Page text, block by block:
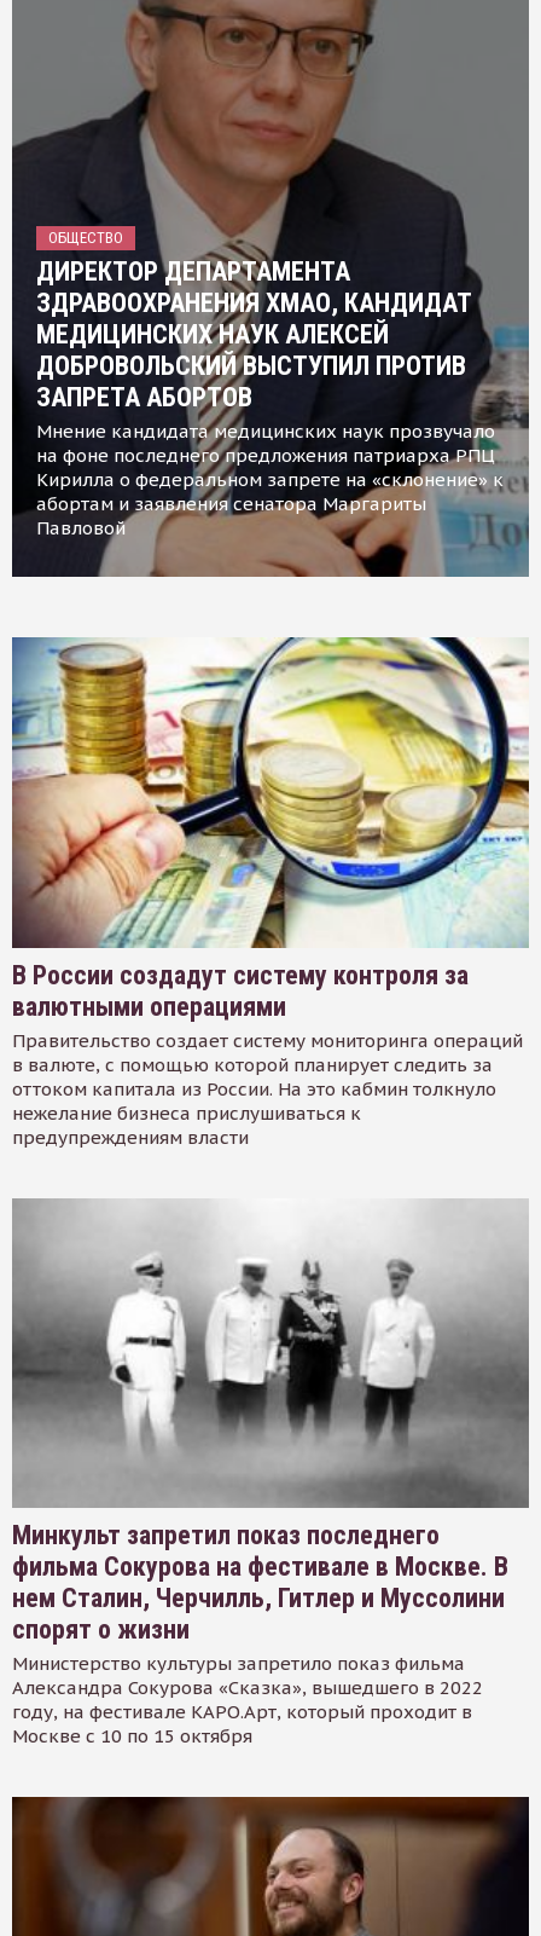
ОБЩЕСТВО
ДИРЕКТОР ДЕПАРТАМЕНТА
ЗДРАВООХРАНЕНИЯ ХМАО, КАНДИДАТ
МЕДИЦИНСКИХ НАУК АЛЕКСЕЙ
ДОБРОВОЛЬСКИЙ ВЫСТУПИЛ ПРОТИВ
ЗАПРЕТА АБОРТОВ
Мнение кандидата медицинских наук прозвучало
на фоне последнего предложения патриарха РПЦ
Кирилла о федеральном запрете на «склонение» к
абортам и заявления сенатора Маргариты
Павловой
В России создадут систему контроля за
валютными операциями
Правительство создает систему мониторинга операций
в валюте, с помощью которой планирует следить за
оттоком капитала из России. На это кабмин толкнуло
нежелание бизнеса прислушиваться к
предупреждениям власти
Минкульт запретил показ последнего
фильма Сокурова на фестивале в Москве. В
нем Сталин, Черчилль, Гитлер и Муссолини
спорят о жизни
Министерство культуры запретило показ фильма
Александра Сокурова «Сказка», вышедшего в 2022
году, на фестивале КАРО.Арт, который проходит в
Москве с 10 по 15 октября